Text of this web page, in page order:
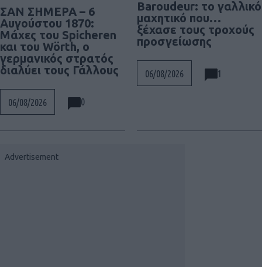
ΣΑΝ ΣΗΜΕΡΑ – 6
Αυγούστου 1870:
Μάχες του Spicheren
και του Wörth, ο
γερμανικός στρατός
διαλύει τους Γάλλους
06/08/2026 0
Baroudeur: το γαλλικό
μαχητικό που…
ξέχασε τους τροχούς
προσγείωσης
06/08/2026 1